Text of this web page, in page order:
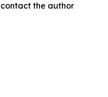
the author